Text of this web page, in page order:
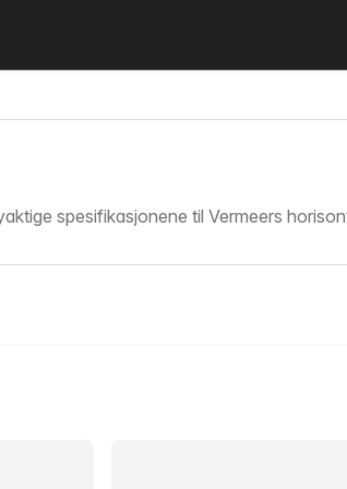
spesifikasjonene til Vermeers